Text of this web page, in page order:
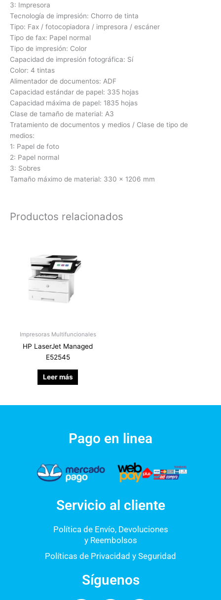
3: Impresora
Tecnología de impresión: Chorro de tinta
Tipo: Fax / fotocopiadora / impresora / escáner
Tipo de fax: Papel normal
Tipo de impresión: Color
Capacidad de impresión fotográfica: Sí
Color: 4 tintas
Alimentador de documentos: ADF
Capacidad estándar de papel: 335 hojas
Capacidad máxima de papel: 1835 hojas
Clase de tamaño de material: A3
Tratamiento de documentos y medios / Clase de tipo de
medios:
1: Papel de foto
2: Papel normal
3: Sobres
Tamaño máximo de material: 330 x 1206 mm
Productos relacionados
Impresoras Multifuncionales
HP LaserJet Managed
E52545
Leer más
Pago en linea
Servicio al cliente
Política de Envío, Devoluciones
y Reembolsos
Políticas de Privacidad y Seguridad
Síguenos